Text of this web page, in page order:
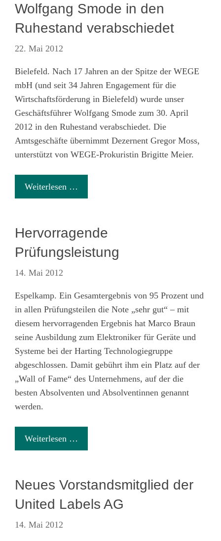
Wolfgang Smode in den
Ruhestand verabschiedet
22. Mai 2012
Bielefeld. Nach 17 Jahren an der Spitze der WEGE
mbH (und seit 34 Jahren Engagement für die
Wirtschaftsförderung in Bielefeld) wurde unser
Geschäftsführer Wolfgang Smode zum 30. April
2012 in den Ruhestand verabschiedet. Die
Amtsgeschäfte übernimmt Dezernent Gregor Moss,
unterstützt von WEGE-Prokuristin Brigitte Meier.
Weiterlesen …
Hervorragende
Prüfungsleistung
14. Mai 2012
Espelkamp. Ein Gesamtergebnis von 95 Prozent und
in allen Prüfungsteilen die Note „sehr gut“ – mit
diesem hervorragenden Ergebnis hat Marco Braun
seine Ausbildung zum Elektroniker für Geräte und
Systeme bei der Harting Technologiegruppe
abgeschlossen. Damit gebührt ihm ein Platz auf der
„Wall of Fame“ des Unternehmens, auf der die
besten Absolventen und Absolventinnen genannt
werden.
Weiterlesen …
Neues Vorstandsmitglied der
United Labels AG
14. Mai 2012